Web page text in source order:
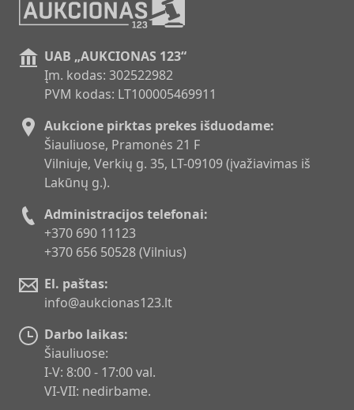
UAB „AUKCIONAS 123“
Įm. kodas: 302522982
PVM kodas: LT100005469911
Aukcione pirktas prekes išduodame:
Šiauliuose, Pramonės 21 F
Vilniuje, Verkių g. 35, LT-09109 (įvažiavimas iš
Lakūnų g.).
Administracijos telefonai:
+370 690 11123
+370 656 50528 (Vilnius)
El. paštas:
info@aukcionas123.lt
Darbo laikas:
Šiauliuose:
I-V: 8:00 - 17:00 val.
VI-VII: nedirbame.